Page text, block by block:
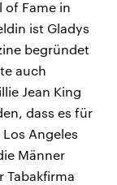
of Fame in
ist Gladys
begründet
auch
Jean King
dass es für
Angeles
Männer
Tabakfirma